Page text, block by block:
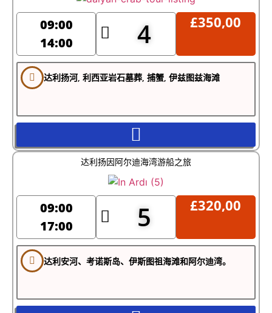
是否有英文讲解？
是的，船长或船员将提供清晰生动的英文讲解，涵盖历史、生
态和安全信息。
行程中能看到海龟吗？
虽无法保证（海龟为野生动物），但最佳观赏期为
是否包含餐食或午餐？
不包含，此为半日游，下午2点结束。许多游客结束后会在河边
Kaptan’s Place或Dalyan Balıkçısı享用午餐。
可自带饮料和零食吗？
可以，但酒精、盒装饮料、薯片和坚果需额外付费。纯净
水、三明治或水果可免费携带。
可结合周边景点
苏丹尼耶泥浴与温泉– 距达利扬仅10分钟
耳其茶花园
09:00
14:00
4 £350,00
达利扬河, 利西亚岩石墓葬, 捕蟹, 伊兹图兹海滩
达利扬因阿尔迪海湾游船之旅
09:00
17:00
5 £320,00
达利安河、考诺斯岛、伊斯图祖海滩和阿尔迪湾。